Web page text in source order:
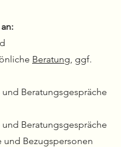
Beratung, ggf.
Beratungsgespräche
Beratungsgespräche
und Bezugspersonen